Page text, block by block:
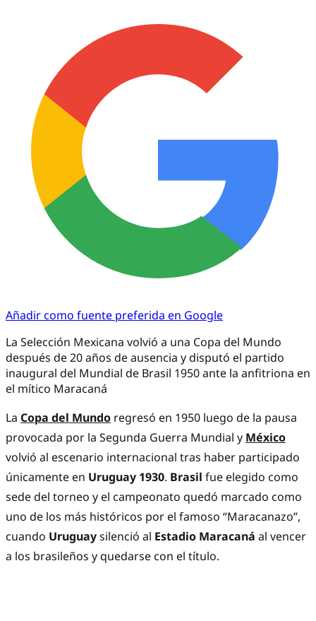
Añadir como fuente preferida en Google
La Selección Mexicana volvió a una Copa del Mundo
después de 20 años de ausencia y disputó el partido
inaugural del Mundial de Brasil 1950 ante la anfitriona en
el mítico Maracaná
La Copa del Mundo regresó en 1950 luego de la pausa
provocada por la Segunda Guerra Mundial y México
volvió al escenario internacional tras haber participado
únicamente en Uruguay 1930. Brasil fue elegido como
sede del torneo y el campeonato quedó marcado como
uno de los más históricos por el famoso “Maracanazo”,
cuando Uruguaysilenció al Estadio Maracaná al vencer
a los brasileños y quedarse con el título.